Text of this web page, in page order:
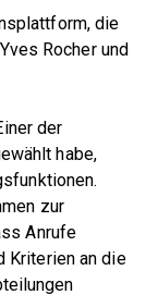
die
Rocher und
der
habe,
zur
Anrufe
Kriterien an die